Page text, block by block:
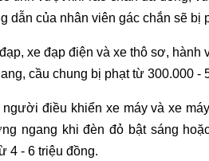
dẫn của nhân viên gác chắn sẽ bị
xe đạp điện và xe thô sơ, hành
cầu chung bị phạt từ 300.000 -
điều khiển xe máy và xe
ngang khi đèn đỏ bật sáng
4 - 6 triệu đồng.